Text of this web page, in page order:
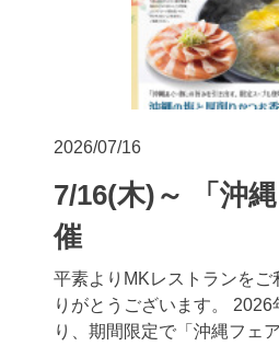
2026/07/16
7/16(木)～ 「沖
催
平素よりMKレストランをご
りがとうございます。 2026
り、期間限定で「沖縄フェ